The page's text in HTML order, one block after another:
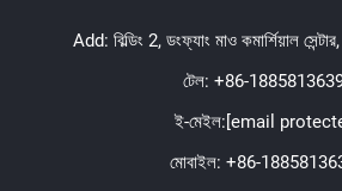
Add: বিল্ডিং 2, ডংফ্যাং মাও কমার্শিয়াল
টেল: +86-
ই-মেইল:[email
মোবাইল: +86-